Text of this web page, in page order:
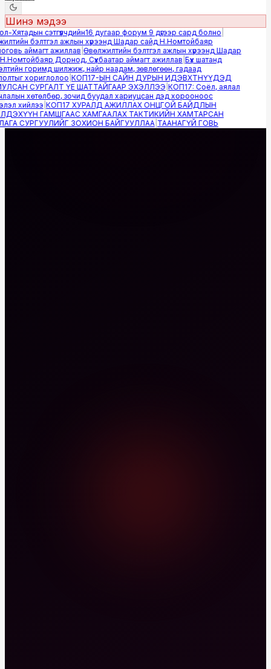
Шинэ мэдээ
сэтгүүлчдийн16 дугаар форум 9 дүгээр сард болно|
бэлтгэл ажлын хүрээнд Шадар сайд Н.Номтойбаяр
аймагт ажиллав|Өвөлжилтийн бэлтгэл ажлын хүрээнд Шадар
Дорнод, Сүхбаатар аймагт ажиллав|Бүх шатанд
горимд шилжиж, найр наадам, зөвлөгөөн, гадаад
хориглолоо|КОП17-ЫН САЙН ДУРЫН ИДЭВХТНҮҮДЭД
СУРГАЛТ ҮЕ ШАТТАЙГААР ЭХЭЛЛЭЭ|КОП17: Соёл, аялал
хөтөлбөр, зочид буудал хариуцсан дэд хорооноос
хийлээ|КОП17 ХУРАЛД АЖИЛЛАХ ОНЦГОЙ БАЙДЛЫН
ГАМШГААС ХАМГААЛАХ ТАКТИКИЙН ХАМТАРСАН
СУРГУУЛИЙГ ЗОХИОН БАЙГУУЛЛАА|ТААНАГҮЙ ГОВЬ